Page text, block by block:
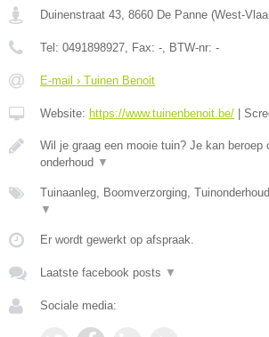
Duinenstraat 43, 8660 De Panne (West-
Tel: 0491898927, Fax: -, BTW-nr: -
E-mail › Tuinen Benoit
Website: https://www.tuinenbenoit.be/
Wil je graag een mooie tuin? Je kan beroep
onderhoud ▼
Tuinaanleg, Boomverzorging,
▼
Er wordt gewerkt op afspraak.
Laatste facebook posts ▼
Sociale media: